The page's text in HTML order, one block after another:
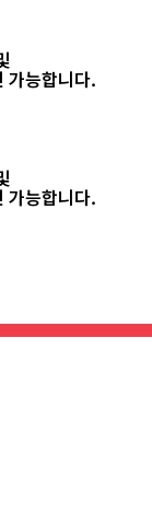
능합니다.
능합니다.